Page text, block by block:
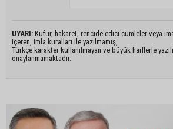
UYARI: Küfür, hakaret, rencide edici cümleler veya
içeren, imla kuralları ile yazılmamış,
Türkçe karakter kullanılmayan ve büyük harflerle
onaylanmamaktadır.